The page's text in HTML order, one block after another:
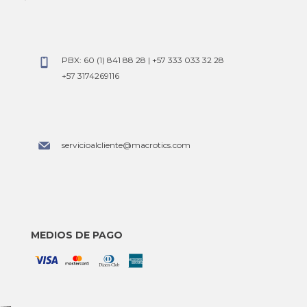
PBX: 60 (1) 841 88 28 | +57 333 033 32 28
+57 3174269116
servicioalcliente@macrotics.com
MEDIOS DE PAGO